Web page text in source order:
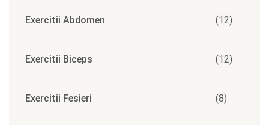
Exercitii Abdomen (12)
Exercitii Biceps (12)
Exercitii Fesieri (8)